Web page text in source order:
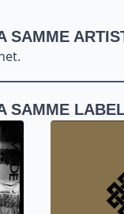
SAMME
SAMME